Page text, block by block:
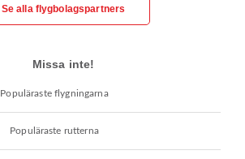
Se alla flygbolagspartners
Missa inte!
Populäraste flygningarna
Populäraste rutterna